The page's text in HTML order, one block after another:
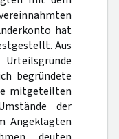
hat
Aus
begründete
mitgeteilten
der
Angeklagten